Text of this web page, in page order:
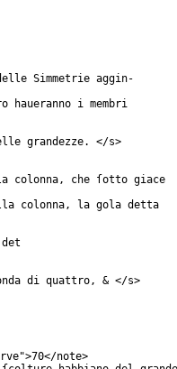
Simmetrie aggin-
i membri
grandezze. </s>
colonna, che ſotto giace
colonna, la gola detta
di quattro, & </s>
">70</note>